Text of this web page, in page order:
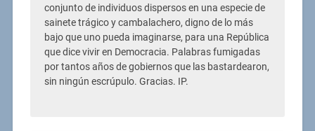
conjunto de individuos dispersos en una especie de
sainete trágico y cambalachero, digno de lo más
bajo que uno pueda imaginarse, para una República
que dice vivir en Democracia. Palabras fumigadas
por tantos años de gobiernos que las bastardearon,
sin ningún escrúpulo. Gracias. IP.